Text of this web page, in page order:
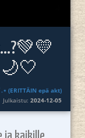
(ERITTÄIN epä akt)
Julkaistu:2024-12-05